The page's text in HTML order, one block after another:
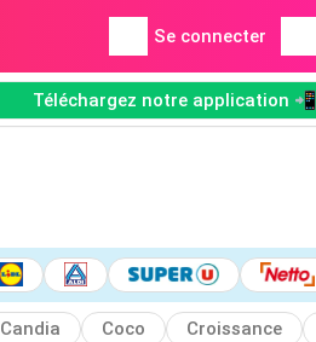
Se connecter
Téléchargez notre application 📲
Candia Coco Croissance